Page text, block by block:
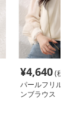
¥4,640(税
パールフリル
ンブラウス